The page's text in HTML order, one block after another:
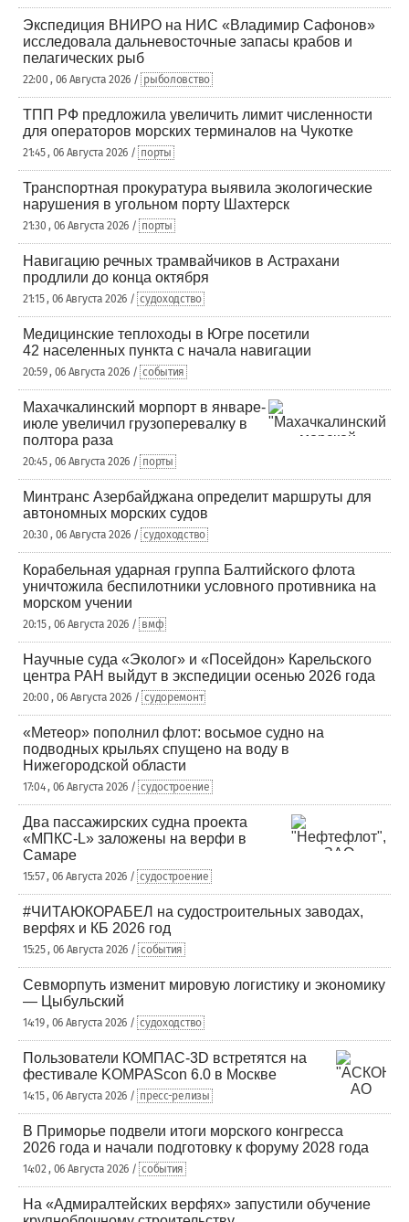
Экспедиция ВНИРО на НИС «Владимир Сафонов»
исследовала дальневосточные запасы крабов и
пелагических рыб
22:00 , 06 Августа 2026 / рыболовство
ТПП РФ предложила увеличить лимит численности
для операторов морских терминалов на Чукотке
21:45 , 06 Августа 2026 / порты
Транспортная прокуратура выявила экологические
нарушения в угольном порту Шахтерск
21:30 , 06 Августа 2026 / порты
Навигацию речных трамвайчиков в Астрахани
продлили до конца октября
21:15 , 06 Августа 2026 / судоходство
Медицинские теплоходы в Югре посетили
42 населенных пункта с начала навигации
20:59 , 06 Августа 2026 / события
Махачкалинский морпорт в январе-
июле увеличил грузоперевалку в
полтора раза
20:45 , 06 Августа 2026 / порты
Минтранс Азербайджана определит маршруты для
автономных морских судов
20:30 , 06 Августа 2026 / судоходство
Корабельная ударная группа Балтийского флота
уничтожила беспилотники условного противника на
морском учении
20:15 , 06 Августа 2026 / вмф
Научные суда «Эколог» и «Посейдон» Карельского
центра РАН выйдут в экспедиции осенью 2026 года
20:00 , 06 Августа 2026 / судоремонт
«Метеор» пополнил флот: восьмое судно на
подводных крыльях спущено на воду в
Нижегородской области
17:04 , 06 Августа 2026 / судостроение
Два пассажирских судна проекта
«МПКС-L» заложены на верфи в
Самаре
15:57 , 06 Августа 2026 / судостроение
#ЧИТАЮКОРАБЕЛ на судостроительных заводах,
верфях и КБ 2026 год
15:25 , 06 Августа 2026 / события
Севморпуть изменит мировую логистику и экономику
— Цыбульский
14:19 , 06 Августа 2026 / судоходство
Пользователи КОМПАС-3D встретятся на
фестивале KOMPAScon 6.0 в Москве
14:15 , 06 Августа 2026 / пресс-релизы
В Приморье подвели итоги морского конгресса
2026 года и начали подготовку к форуму 2028 года
14:02 , 06 Августа 2026 / события
На «Адмиралтейских верфях» запустили обучение